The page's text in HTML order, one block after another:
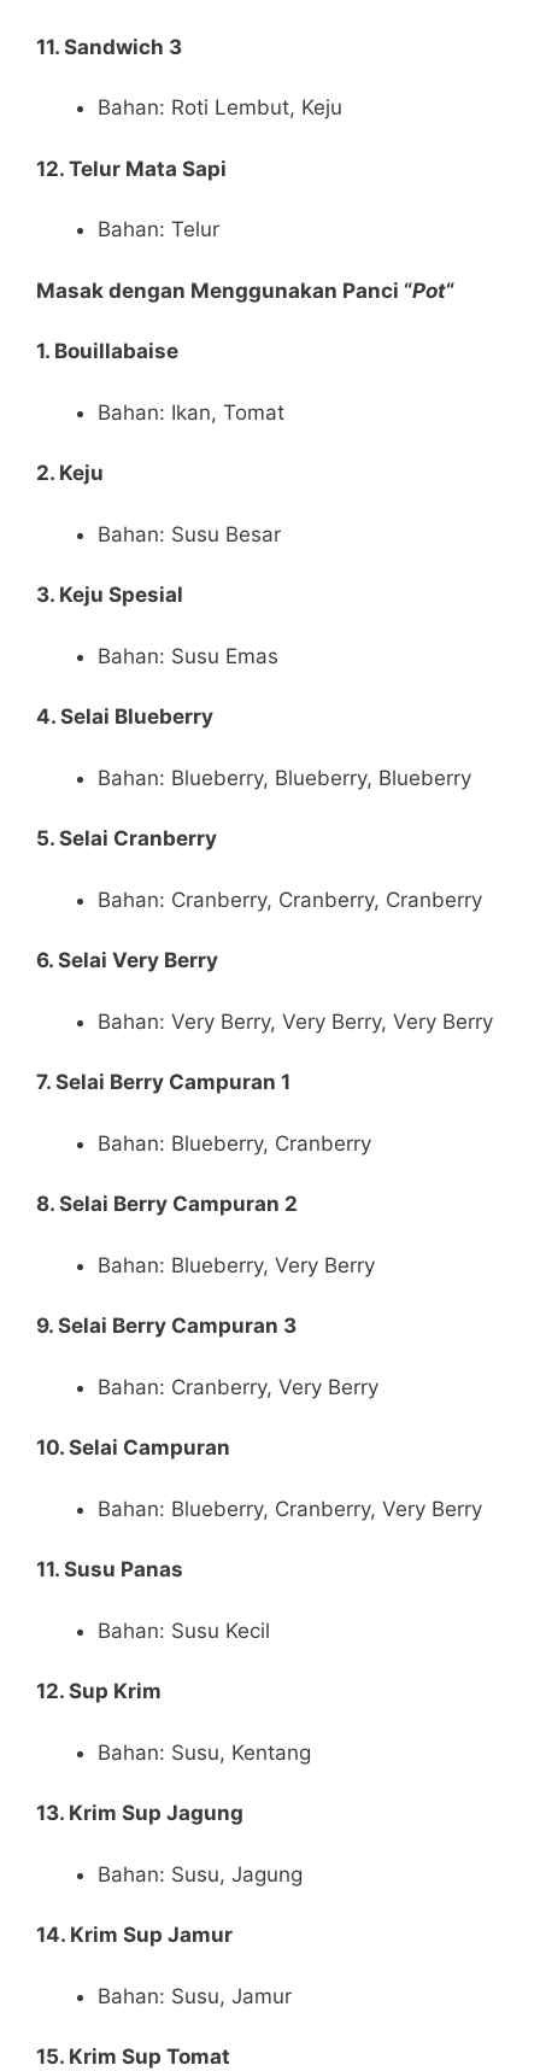
11. Sandwich 3
Bahan: Roti Lembut, Keju
12. Telur Mata Sapi
Bahan: Telur
Masak dengan Menggunakan Panci “Pot“
1. Bouillabaise
Bahan: Ikan, Tomat
2. Keju
Bahan: Susu Besar
3. Keju Spesial
Bahan: Susu Emas
4. Selai Blueberry
Bahan: Blueberry, Blueberry, Blueberry
5. Selai Cranberry
Bahan: Cranberry, Cranberry, Cranberry
6. Selai Very Berry
Bahan: Very Berry, Very Berry, Very Berry
7. Selai Berry Campuran 1
Bahan: Blueberry, Cranberry
8. Selai Berry Campuran 2
Bahan: Blueberry, Very Berry
9. Selai Berry Campuran 3
Bahan: Cranberry, Very Berry
10. Selai Campuran
Bahan: Blueberry, Cranberry, Very Berry
11. Susu Panas
Bahan: Susu Kecil
12. Sup Krim
Bahan: Susu, Kentang
13. Krim Sup Jagung
Bahan: Susu, Jagung
14. Krim Sup Jamur
Bahan: Susu, Jamur
15. Krim Sup Tomat